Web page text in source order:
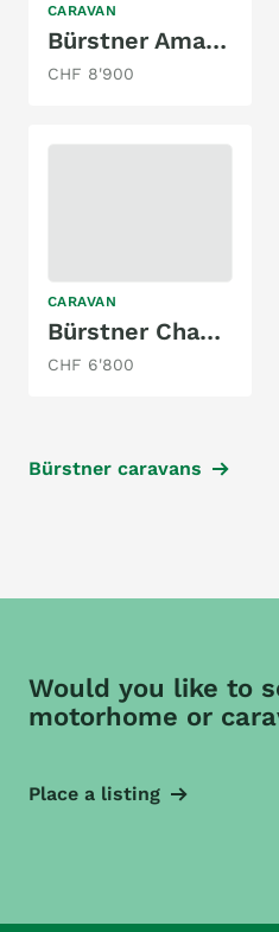
CARAVAN
Bürstner Amara 550 TK Luxus
CHF 8'900
CARAVAN
Bürstner Champion 4655
CHF 6'800
Bürstner caravans
Would you like to
motorhome or
Place a listing